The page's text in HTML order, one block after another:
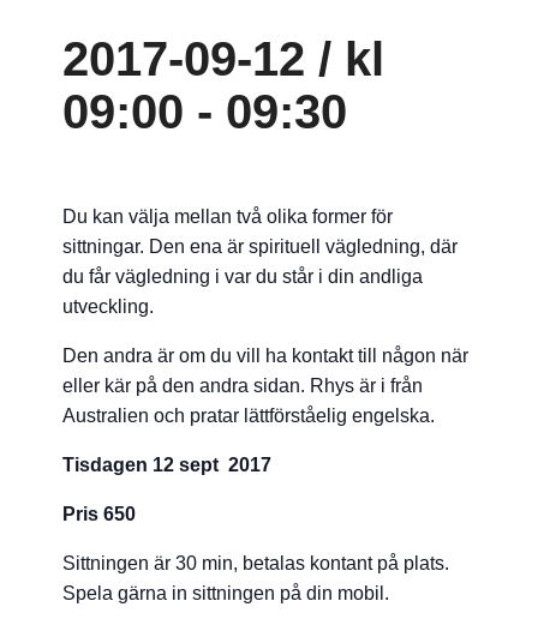
2017-09-12 / kl
09:00 - 09:30
Du kan välja mellan två olika former för
sittningar. Den ena är spirituell vägledning, där
du får vägledning i var du står i din andliga
utveckling.
Den andra är om du vill ha kontakt till någon när
eller kär på den andra sidan. Rhys är i från
Australien och pratar lättförståelig engelska.
Tisdagen 12 sept 2017
Pris 650
Sittningen är 30 min, betalas kontant på plats.
Spela gärna in sittningen på din mobil.